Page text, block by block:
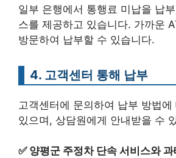
일부 은행에서 통행료 미납을 납
스를 제공하고 있습니다. 가까운
방문하여 납부할 수 있습니다.
4. 고객센터 통해 납부
고객센터에 문의하여 납부 방법
있으며, 상담원에게 안내받을 수
✅ 양평군 주정차 단속 서비스와